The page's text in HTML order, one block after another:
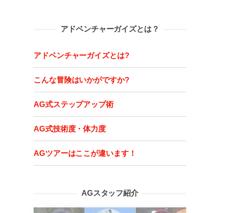
アドベンチャーガイズとは？
アドベンチャーガイズとは?
こんな冒険はいかがですか?
AG式ステップアップ術
AG式技術度・体力度
AGツアーはここが違います！
AGスタッフ紹介